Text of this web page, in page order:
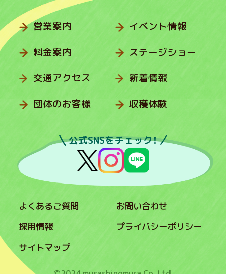
営業案内
料金案内
交通アクセス
団体のお客様
イベント情報
ステージショー
新着情報
収穫体験
公式SNSをチェック！
よくあるご質問
お問い合わせ
採用情報
プライバシーポリシー
サイトマップ